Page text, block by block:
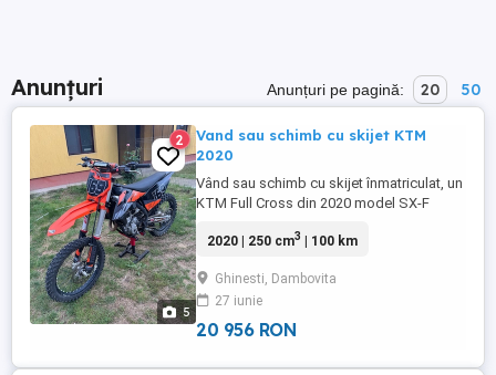
Anunțuri Anunțuri pe pagină: 20 50
5
2
Vand sau schimb cu skijet KTM
2020
Vând sau schimb cu skijet înmatriculat, un
KTM Full Cross din 2020 model SX-F
funcționare, a fost motorul meu personal
acolo am locuit și l-am adus în țară pentru
a mă da cu el pe câmpie atunci când vin în
vacanță, nu a fost folosit ...
2020 | 250 cm3 | 100 km
Ghinesti, Dambovita
27 iunie
20 956 RON